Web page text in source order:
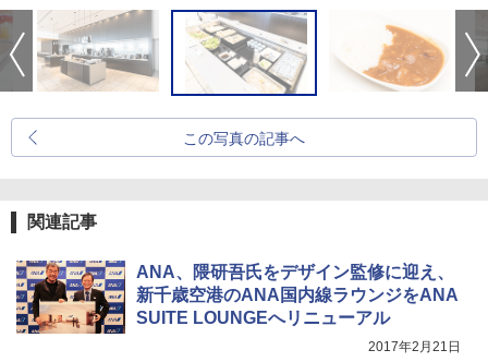
この写真の記事へ
関連記事
ANA、隈研吾氏をデザイン監修に迎え、
新千歳空港のANA国内線ラウンジをANA
SUITE LOUNGEへリニューアル
2017年2月21日